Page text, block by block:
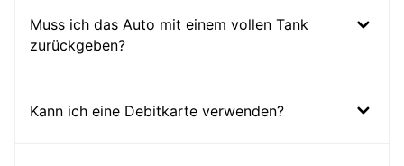
Muss ich das Auto mit einem vollen Tank
zurückgeben?
Kann ich eine Debitkarte verwenden?